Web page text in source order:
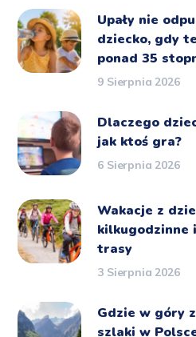
Upały nie
dziecko, gdy
ponad 35
9 Sierpnia 2026
Dlaczego
jak ktoś gra?
6 Sierpnia 2026
Wakacje z
kilkugodzinne
trasy
3 Sierpnia 2026
Gdzie w góry
szlaki w